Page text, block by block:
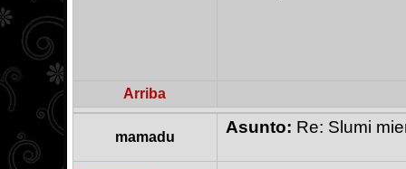
Arriba
mamadu
Asunto: Re: Slumi